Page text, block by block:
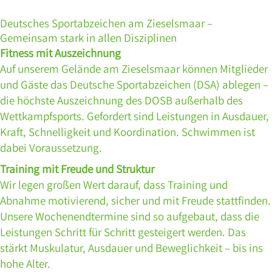
Deutsches Sportabzeichen am Zieselsmaar –
Gemeinsam stark in allen Disziplinen
Fitness mit Auszeichnung
Auf unserem Gelände am Zieselsmaar können Mitglieder
und Gäste das Deutsche Sportabzeichen (DSA) ablegen –
die höchste Auszeichnung des DOSB außerhalb des
Wettkampfsports. Gefordert sind Leistungen in Ausdauer,
Kraft, Schnelligkeit und Koordination. Schwimmen ist
dabei Voraussetzung.
Training mit Freude und Struktur
Wir legen großen Wert darauf, dass Training und
Abnahme motivierend, sicher und mit Freude stattfinden.
Unsere Wochenendtermine sind so aufgebaut, dass die
Leistungen Schritt für Schritt gesteigert werden. Das
stärkt Muskulatur, Ausdauer und Beweglichkeit – bis ins
hohe Alter.